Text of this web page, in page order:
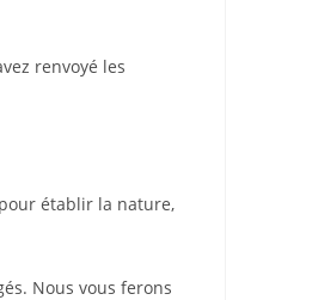
renvoyé les
établir la nature,
Nous vous ferons